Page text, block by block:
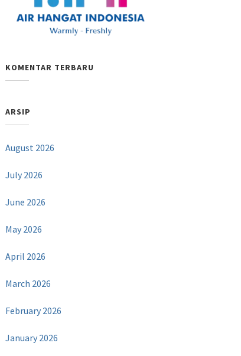
KOMENTAR TERBARU
ARSIP
August 2026
July 2026
June 2026
May 2026
April 2026
March 2026
February 2026
January 2026